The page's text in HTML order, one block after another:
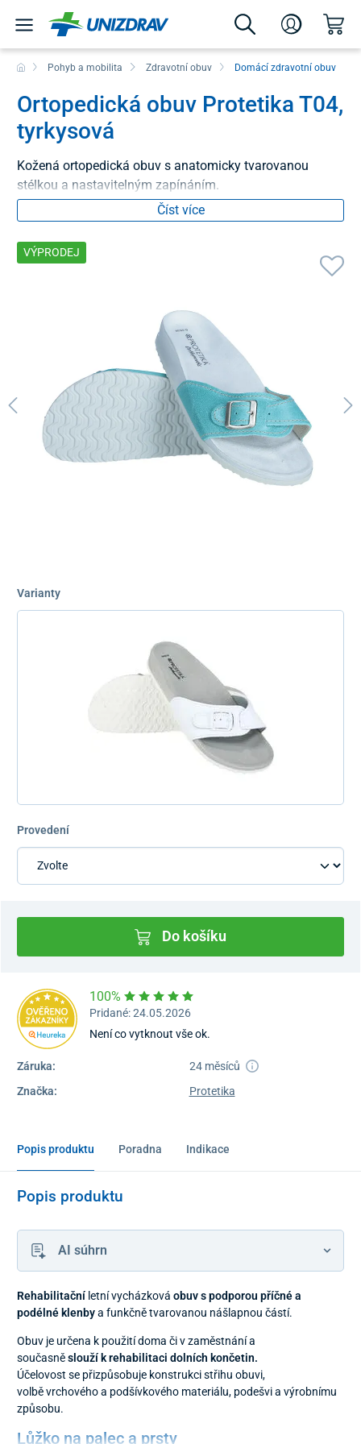
Pohyb a mobilita Zdravotní obuv Domácí zdravotní obuv
Ortopedická obuv Protetika T04,
tyrkysová
Kožená ortopedická obuv s anatomicky tvarovanou
stélkou a nastavitelným zapínáním.
Číst více
VÝPRODEJ
Varianty
Provedení
Do košíku
100%
Pridané: 24.05.2026
Není co vytknout vše ok.
Záruka:
24 měsíců
Značka:
Protetika
Popis produktu Poradna Indikace
Popis produktu
AI súhrn
Rehabilitační letní vycházková obuv s podporou příčné a
podélné klenbya funkčně tvarovanou nášlapnou částí.
Obuv je určena k použití doma či v zaměstnání a
současněslouží k rehabilitaci dolních končetin.
Účelovost se přizpůsobuje konstrukci střihu obuvi,
volbě vrchového a podšívkového materiálu, podešvi a výrobnímu
způsobu.
Lůžko na palec a prsty